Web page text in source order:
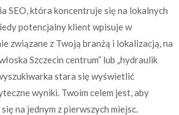
SEO, która koncentruje się na lokalnych
potencjalny klient wpisuje w
związane z Twoją branżą i lokalizacją, na
Szczecin centrum” lub „hydraulik
stara się wyświetlić
wyniki. Twoim celem jest, aby
na jednym z pierwszych miejsc.